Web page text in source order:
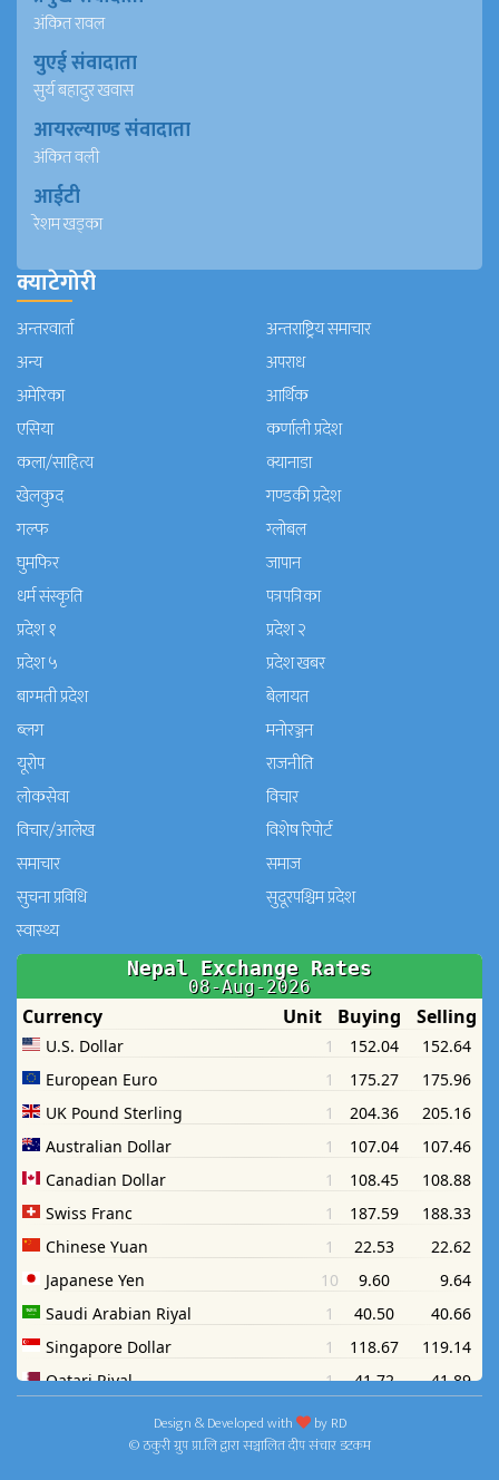
अंकित रावल
युएई संवादाता
सुर्य बहादुर खवास
आयरल्याण्ड संवादाता
अंकित वली
आईटी
रेशम खड्का
क्याटेगोरी
अन्तरवार्ता
अन्तराष्ट्रिय समाचार
अन्य
अपराध
अमेरिका
आर्थिक
एसिया
कर्णाली प्रदेश
कला/साहित्य
क्यानाडा
खेलकुद
गण्डकी प्रदेश
गल्फ
ग्लोबल
घुमफिर
जापान
धर्म संस्कृति
पत्रपत्रिका
प्रदेश १
प्रदेश २
प्रदेश ५
प्रदेश खबर
बाग्मती प्रदेश
बेलायत
ब्लग
मनाेरञ्जन
यूरोप
राजनीति
लोकसेवा
विचार
विचार/आलेख
विशेष रिपोर्ट
समाचार
समाज
सुचना प्रविधि
सुदूरपश्चिम प्रदेश
स्वास्थ्य
Design & Developed with byRD
© ठकुरी ग्रुप प्रा.लि द्वारा सञ्चालित दीप संचार डटकम